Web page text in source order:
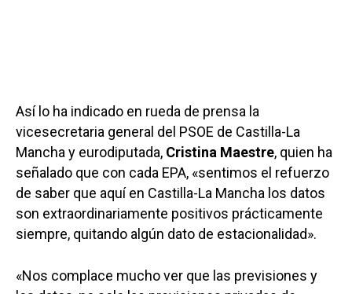
Así lo ha indicado en rueda de prensa la
vicesecretaria general del PSOE de Castilla-La
Mancha y eurodiputada, Cristina Maestre, quien ha
señalado que con cada EPA, «sentimos el refuerzo
de saber que aquí en Castilla-La Mancha los datos
son extraordinariamente positivos prácticamente
siempre, quitando algún dato de estacionalidad».
«Nos complace mucho ver que las previsiones y